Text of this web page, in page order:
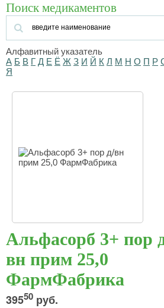
Поиск медикаментов
Алфавитный указатель
А Б В Г Д Е Ё Ж З И Й К Л М Н О П Р
Я
Альфасорб 3+ пор
вн прим 25,0
ФармФабрика
39550 руб.